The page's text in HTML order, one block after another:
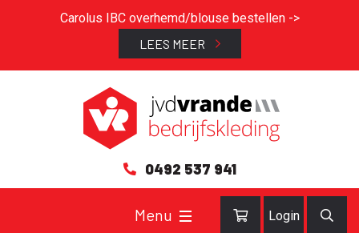
Carolus IBC overhemd/blouse bestellen ->
LEES MEER
0492 537 941
Login